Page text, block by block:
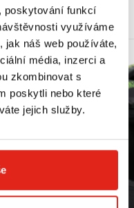
poskytování funkcí
využíváme
jak náš web používáte,
média, inzerci a
zkombinovat s
poskytli nebo které
jejich služby.